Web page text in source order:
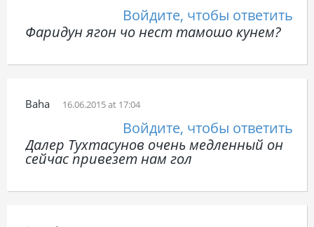
Войдите, чтобы ответить
Фаридун ягон чо нест тамошо кунем?
Baha 16.06.2015 at 17:04
Войдите, чтобы ответить
Далер Тухтасунов очень медленный он
сейчас привезет нам гол